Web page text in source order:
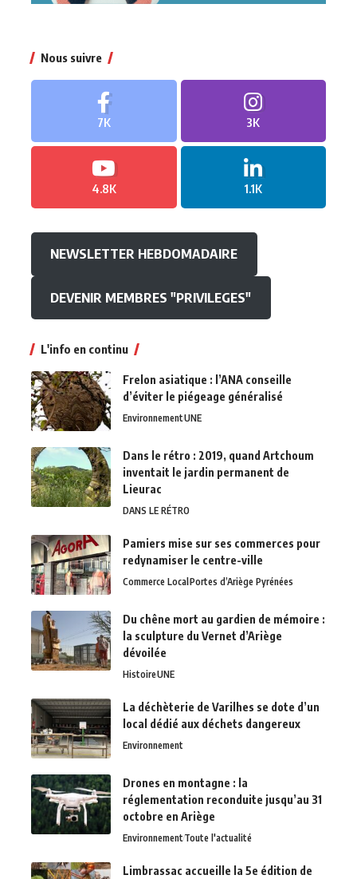
Nous suivre
7K 3K
4.8K 1.1K
NEWSLETTER HEBDOMADAIRE
DEVENIR MEMBRES "PRIVILEGES"
L'info en continu
Frelon asiatique : l’ANA conseille
d’éviter le piégeage généralisé
EnvironnementUNE
Dans le rétro : 2019, quand Artchoum
inventait le jardin permanent de
Lieurac
DANS LE RÉTRO
Pamiers mise sur ses commerces pour
redynamiser le centre-ville
Commerce LocalPortes d’Ariège Pyrénées
Du chêne mort au gardien de mémoire :
la sculpture du Vernet d’Ariège
dévoilée
HistoireUNE
La déchèterie de Varilhes se dote d’un
local dédié aux déchets dangereux
Environnement
Drones en montagne : la
réglementation reconduite jusqu’au 31
octobre en Ariège
EnvironnementToute l'actualité
Limbrassac accueille la 5e édition de